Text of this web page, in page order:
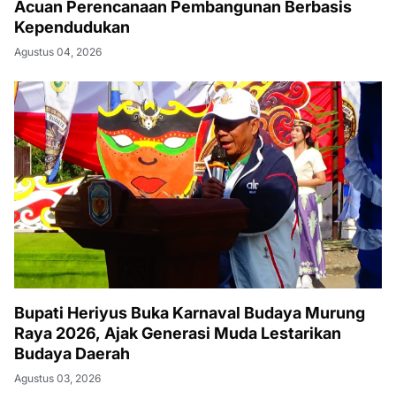
Acuan Perencanaan Pembangunan Berbasis
Kependudukan
Agustus 04, 2026
Bupati Heriyus Buka Karnaval Budaya Murung
Raya 2026, Ajak Generasi Muda Lestarikan
Budaya Daerah
Agustus 03, 2026